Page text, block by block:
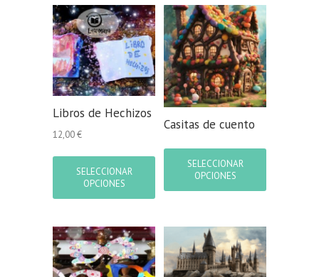
Libros de Hechizos
12,00€
SELECCIONAR
OPCIONES
Este
producto
múltiples
Las
opciones
se
pueden
Casitas de cuento
SELECCIONAR
OPCIONES
múltiples
opciones
se
pueden
elegir